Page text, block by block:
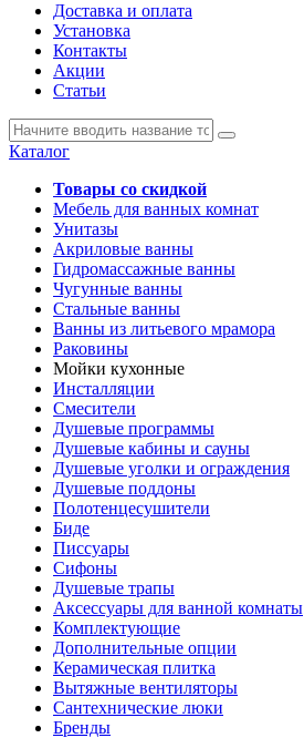
Доставка и оплата
Установка
Контакты
Акции
Статьи
Каталог
Товары со скидкой
Мебель для ванных комнат
Унитазы
Акриловые ванны
Гидромассажные ванны
Чугунные ванны
Стальные ванны
Ванны из литьевого мрамора
Раковины
Мойки кухонные
Инсталляции
Смесители
Душевые программы
Душевые кабины и сауны
Душевые уголки и ограждения
Душевые поддоны
Полотенцесушители
Биде
Писсуары
Сифоны
Душевые трапы
Аксессуары для ванной комнаты
Комплектующие
Дополнительные опции
Керамическая плитка
Вытяжные вентиляторы
Сантехнические люки
Бренды